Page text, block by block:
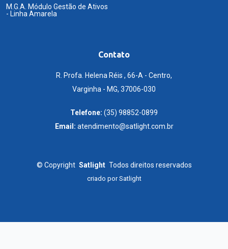
M.G.A. Módulo Gestão de Ativos
- Linha Amarela
Contato
R. Profa. Helena Réis , 66-A - Centro,
Varginha - MG, 37006-030
Telefone: (35) 98852-0899
Email: atendimento@satlight.com.br
© Copyright Satlight Todos direitos reservados
criado porSatlight